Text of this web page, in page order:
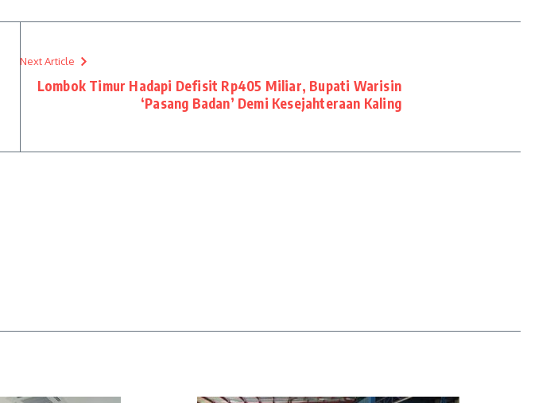
Next Article
Lombok Timur Hadapi Defisit Rp405 Miliar, Bupati Warisin
‘Pasang Badan’ Demi Kesejahteraan Kaling